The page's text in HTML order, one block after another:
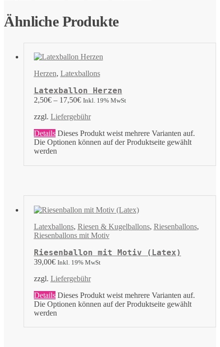
Ähnliche Produkte
Herzen, Latexballons
Latexballon Herzen
2,50€– 17,50€ Inkl. 19% MwSt
zzgl. Liefergebühr
Details Dieses Produkt weist mehrere Varianten auf.
Die Optionen können auf der Produktseite gewählt
werden
Latexballons, Riesen & Kugelballons, Riesenballons,
Riesenballons mit Motiv
Riesenballon mit Motiv (Latex)
39,00€ Inkl. 19% MwSt
zzgl. Liefergebühr
Details Dieses Produkt weist mehrere Varianten auf.
Die Optionen können auf der Produktseite gewählt
werden